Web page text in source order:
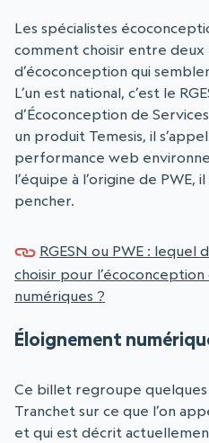
Les spécialistes
comment choisir entre
d’écoconception qui
L’un est national, c’est le
d’Écoconception de
un produit Temesis, il
performance web
l’équipe à l’origine de PWE,
pencher.
RGESN ou PWE :
choisir pour l’écoconception
numériques ?
Éloignement
Ce billet regroupe
Tranchet sur ce que l’on
et qui est décrit